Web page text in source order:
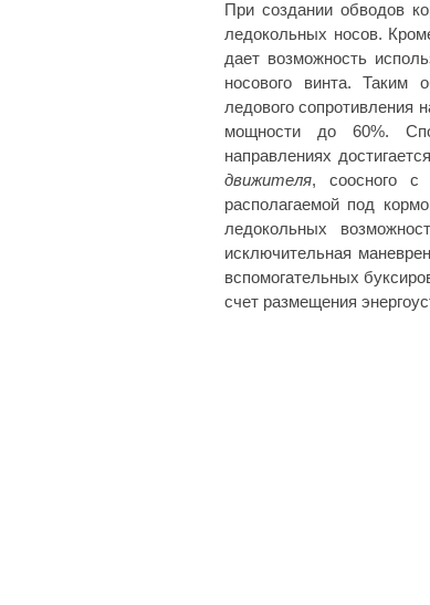
При создании обводов
ледокольных носов.
дает возможность
носового винта. Таким
ледового сопротивления
мощности до 60%.
направлениях
движителя, соосного с
располагаемой под
ледокольных
исключительная
вспомогательных
счет размещения